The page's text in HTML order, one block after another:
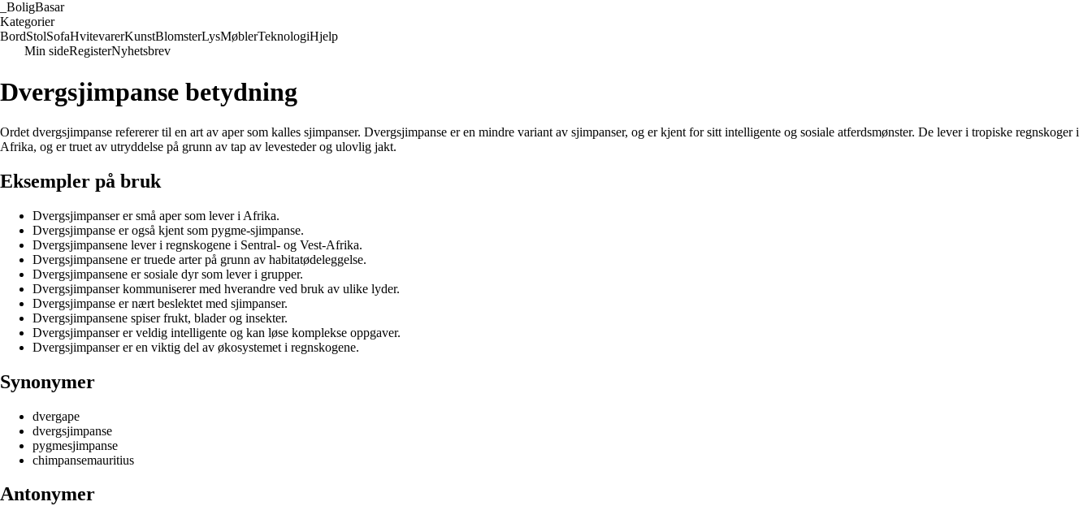
BoligBasar
Kategorier
BordStolSofaHvitevarerKunstBlomsterLysMøblerTeknologiHjelp
Min sideRegisterNyhetsbrev
Dvergsjimpanse betydning
Ordet dvergsjimpanse refererer til en art av aper som kalles sjimpanser. Dvergsjimpanse er en mindre variant av sjimpanser, og er kjent for sitt intelligente og sosiale atferdsmønster. De lever i tropiske regnskoger i
Afrika, og er truet av utryddelse på grunn av tap av levesteder og ulovlig jakt.
Eksempler på bruk
Dvergsjimpanser er små aper som lever i Afrika.
Dvergsjimpanse er også kjent som pygme-sjimpanse.
Dvergsjimpansene lever i regnskogene i Sentral- og Vest-Afrika.
Dvergsjimpansene er truede arter på grunn av habitatødeleggelse.
Dvergsjimpansene er sosiale dyr som lever i grupper.
Dvergsjimpanser kommuniserer med hverandre ved bruk av ulike lyder.
Dvergsjimpanse er nært beslektet med sjimpanser.
Dvergsjimpansene spiser frukt, blader og insekter.
Dvergsjimpanser er veldig intelligente og kan løse komplekse oppgaver.
Dvergsjimpanser er en viktig del av økosystemet i regnskogene.
Synonymer
dvergape
dvergsjimpanse
pygmesjimpanse
chimpansemauritius
Antonymer